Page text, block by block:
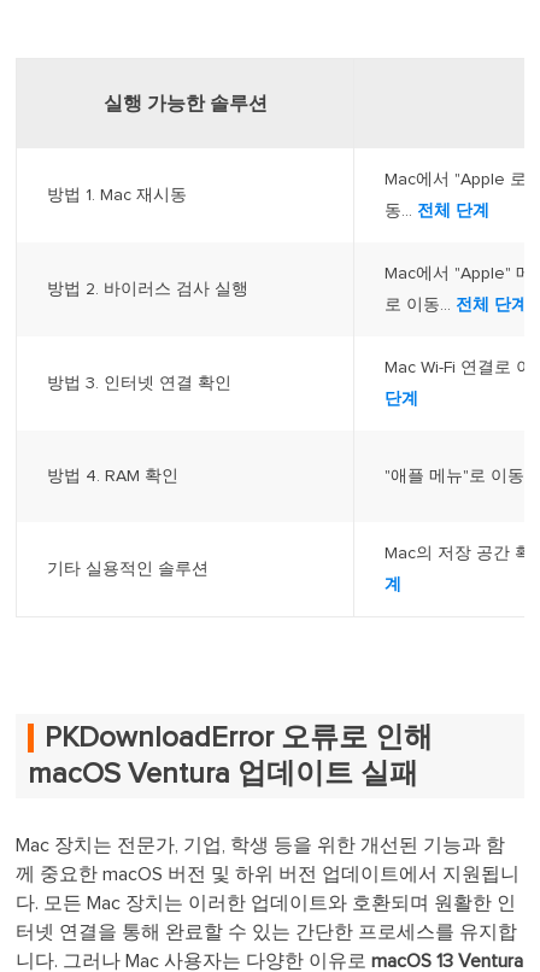
실행 가능한 솔루션
방법 1. Mac 재시동
Mac에서 "Apple 로
동... 전체 단계
방법 2. 바이러스 검사 실행
Mac에서 "Apple" 메
로 이동... 전체 단계
방법 3. 인터넷 연결 확인
Mac Wi-Fi 연결로
단계
방법 4. RAM 확인 "애플 메뉴"로 이동
기타 실용적인 솔루션
Mac의 저장 공간 확
계
PKDownloadError 오류로 인해
macOS Ventura 업데이트 실패
Mac 장치는 전문가, 기업, 학생 등을 위한 개선된 기능과 함
께 중요한 macOS 버전 및 하위 버전 업데이트에서 지원됩니
다. 모든 Mac 장치는 이러한 업데이트와 호환되며 원활한 인
터넷 연결을 통해 완료할 수 있는 간단한 프로세스를 유지합
니다. 그러나 Mac 사용자는 다양한 이유로macOS 13 Ventura